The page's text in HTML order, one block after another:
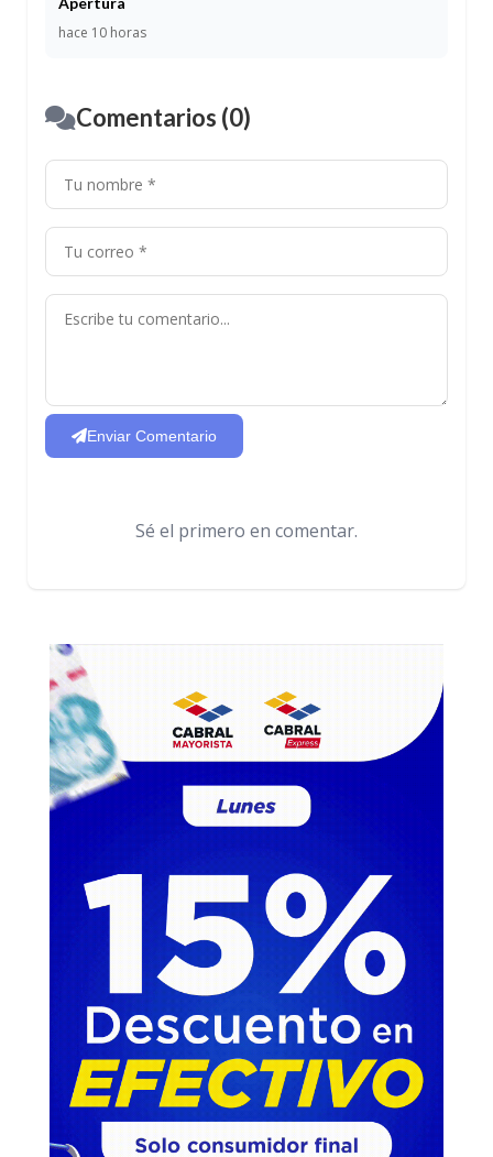
hace 10 horas
Comentarios (0)
Enviar Comentario
Sé el primero en comentar.